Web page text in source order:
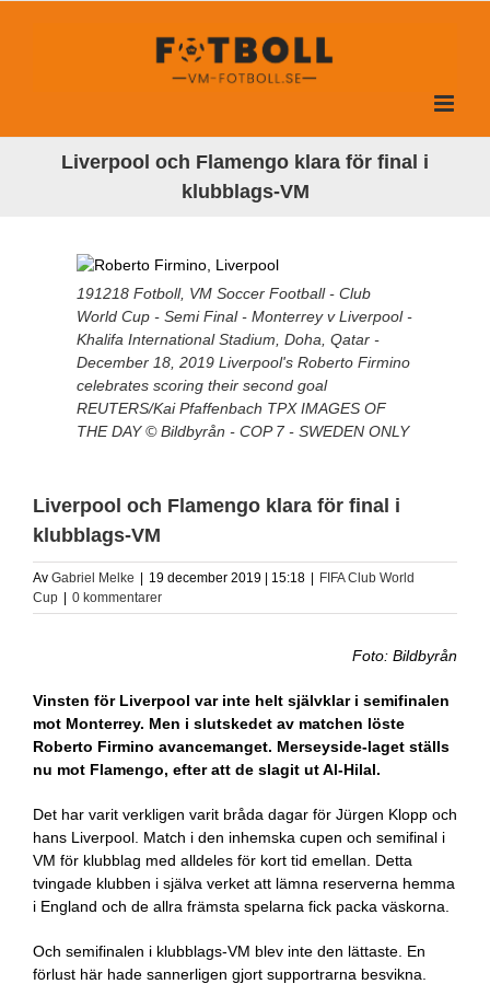
Liverpool och Flamengo klara för final i
klubblags-VM
191218 Fotboll, VM Soccer Football - Club
World Cup - Semi Final - Monterrey v Liverpool -
Khalifa International Stadium, Doha, Qatar -
December 18, 2019 Liverpool's Roberto Firmino
celebrates scoring their second goal
REUTERS/Kai Pfaffenbach TPX IMAGES OF
THE DAY © Bildbyrån - COP 7 - SWEDEN ONLY
Liverpool och Flamengo klara för final i
klubblags-VM
Av Gabriel Melke | 19 december 2019 | 15:18 | FIFA Club World
Cup | 0 kommentarer
Foto: Bildbyrån
Vinsten för Liverpool var inte helt självklar i semifinalen
mot Monterrey. Men i slutskedet av matchen löste
Roberto Firmino avancemanget. Merseyside-laget ställs
nu mot Flamengo, efter att de slagit ut Al-Hilal.
Det har varit verkligen varit bråda dagar för Jürgen Klopp och
hans Liverpool. Match i den inhemska cupen och semifinal i
VM för klubblag med alldeles för kort tid emellan. Detta
tvingade klubben i själva verket att lämna reserverna hemma
i England och de allra främsta spelarna fick packa väskorna.
Och semifinalen i klubblags-VM blev inte den lättaste. En
förlust här hade sannerligen gjort supportrarna besvikna.